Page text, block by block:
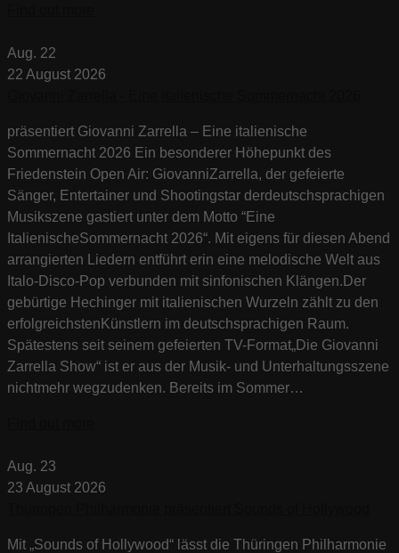
Aug. 22
22 August 2026
präsentiert Giovanni Zarrella – Eine italienische
Sommernacht 2026 Ein besonderer Höhepunkt des
Friedenstein Open Air: GiovanniZarrella, der gefeierte
Sänger, Entertainer und Shootingstar derdeutschsprachigen
Musikszene gastiert unter dem Motto “Eine
ItalienischeSommernacht 2026“. Mit eigens für diesen Abend
arrangierten Liedern entführt erin eine melodische Welt aus
Italo-Disco-Pop verbunden mit sinfonischen Klängen.Der
gebürtige Hechinger mit italienischen Wurzeln zählt zu den
erfolgreichstenKünstlern im deutschsprachigen Raum.
Spätestens seit seinem gefeierten TV-Format„Die Giovanni
Zarrella Show“ ist er aus der Musik- und Unterhaltungsszene
nichtmehr wegzudenken. Bereits im Sommer…
Aug. 23
23 August 2026
Mit „Sounds of Hollywood“ lässt die Thüringen Philharmonie